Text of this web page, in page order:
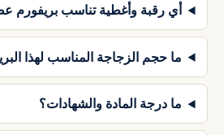
أي رقبة وأغطية تناسب بريفورم عصير
ما حجم الزجاجة المناسب لهذا
ما درجة المادة والشهادات؟